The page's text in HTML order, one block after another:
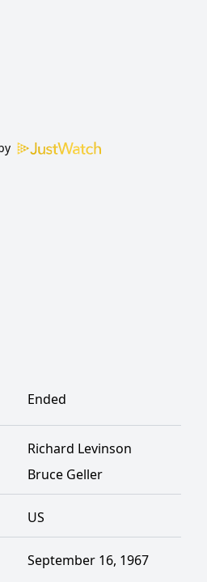
Ended
Richard Levinson
Bruce Geller
US
September 16, 1967